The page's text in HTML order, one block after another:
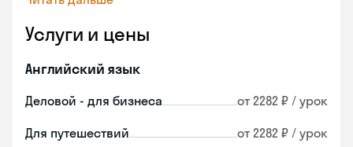
Услуги и цены
Английский язык
Деловой - для бизнеса от 2282 ₽ / урок
Для путешествий от 2282 ₽ / урок